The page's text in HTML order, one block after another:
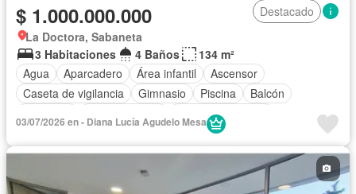
$ 1.000.000.000
Destacado
La Doctora, Sabaneta
3 Habitaciones
4 Baños
134 m²
Agua
Aparcadero Área infantil
Ascensor
Caseta de vigilancia
Gimnasio Piscina
Balcón
Cuarto de servicio
Vista panorámica
03/07/2026 en - Diana Lucía Agudelo Mesa